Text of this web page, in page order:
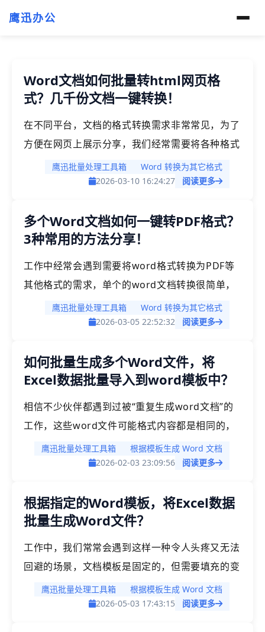
鹰迅办公
Word文档如何批量转html网页格
式？几千份文档一键转换！
在不同平台，文档的格式转换需求非常常见，为了
方便在网页上展示分享，我们经常需要将各种格式
的word、pdf等文件转换为html格式。传统的手
动处理方式，无论是通过Word自带的"另存为网
下且难以保持格式一致性。那到底有什么好办法来
实现呢？
鹰迅批量处理工具箱
Word 转换为其它格式
2026-03-10 16:24:27
阅读更多
多个Word文档如何一键转PDF格式？
3种常用的方法分享！
工作中经常会遇到需要将word格式转换为PDF等
其他格式的需求，单个的word文档转换很简单，
如果我们同时有多个word批量转换该如何快速实
现呢？其实我们可以通过借助一些批量处理工具来
的几种方法！
鹰迅批量处理工具箱
Word 转换为其它格式
2026-03-05 22:52:32
阅读更多
如何批量生成多个Word文件，将
Excel数据批量导入到word模板中？
相信不少伙伴都遇到过被“重复生成word文档”的
工作，这些word文件可能格式内容都是相同的，
只是具体的一些信息需要进行动态替换，常规的方
法我们就手动制作好模板之后，将需要替换的信息
改然后保存，如果几百个上千份文档都需要这样制
作的话，这个工作量难以估量，现在就有一个高效
鹰迅批量处理工具箱
根据模板生成 Word 文档
2026-02-03 23:09:56
阅读更多
根据指定的Word模板，将Excel数据
批量生成Word文件？
工作中，我们常常会遇到这样一种令人头疼又无法
回避的场景，文档模板是固定的，但需要填充的变
量信息（如姓名、职位、编号、日期等）因人而
异、因事而异，一次需要生成几百甚至上千份
鹰迅批量处理工具箱
根据模板生成 Word 文档
2026-05-03 17:43:15
阅读更多